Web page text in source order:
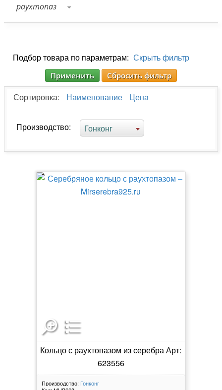
раухтопаз
Подбор товара по параметрам: Скрыть фильтр
Применить Сбросить фильтр
Сортировка: Наименование Цена
Производство: Гонконг
Кольцо с раухтопазом из серебра Арт:
623556
Производство: Гонконг